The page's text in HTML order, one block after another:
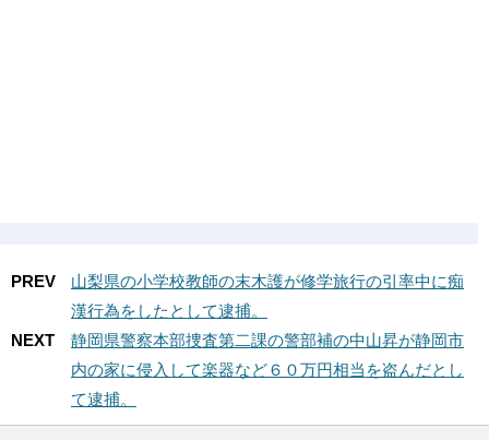
PREV
山梨県の小学校教師の末木護が修学旅行の引率中に痴
漢行為をしたとして逮捕。
NEXT
静岡県警察本部捜査第二課の警部補の中山昇が静岡市
内の家に侵入して楽器など６０万円相当を盗んだとし
て逮捕。